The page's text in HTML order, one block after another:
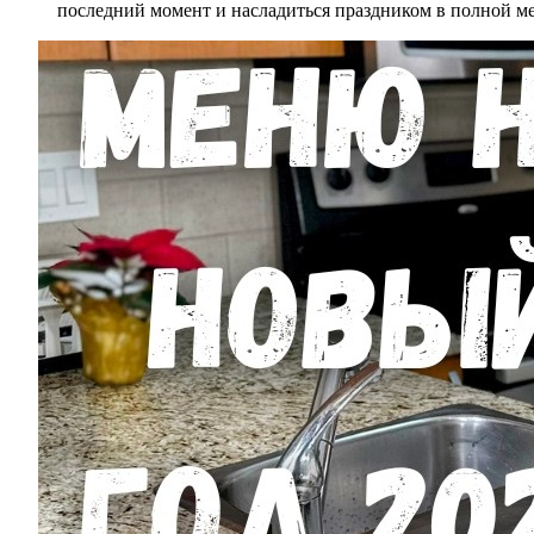
последний момент и насладиться праздником в полной